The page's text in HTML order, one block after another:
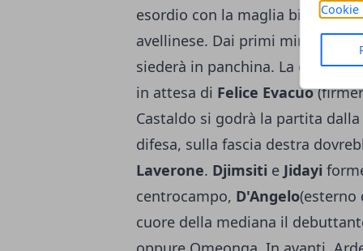
Cookie
esordio con la maglia
avellinese. Dai primi minuti
siederà in panchina. La coppia
in attesa di Felice Evacuo
Castaldo si godrà la partita
difesa, sulla fascia destra
Laverone. Djimsiti e Jidayi
centrocampo, D'Angelo(esterno
cuore della mediana il